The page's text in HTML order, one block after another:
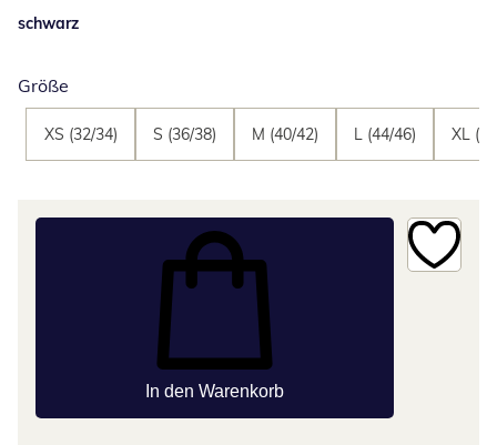
schwarz
Größe
XS (32/34) S (36/38) M (40/42) L (44/46) XL
In den Warenkorb